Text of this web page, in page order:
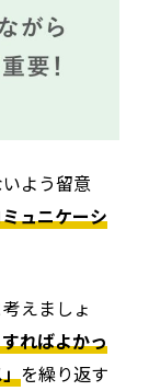
よう留意
ュニケーシ
えましょ
ればよかっ
を繰り返す